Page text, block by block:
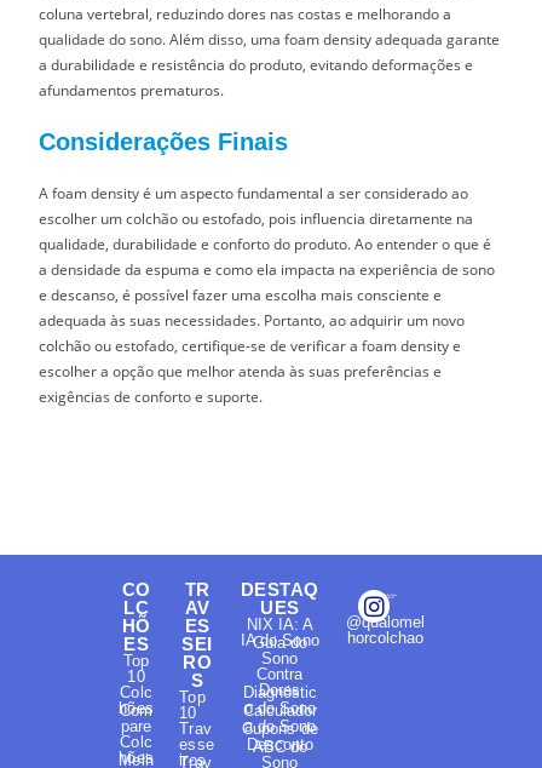
coluna vertebral, reduzindo dores nas costas e melhorando a
qualidade do sono. Além disso, uma foam density adequada garante
a durabilidade e resistência do produto, evitando deformações e
afundamentos prematuros.
Considerações Finais
A foam density é um aspecto fundamental a ser considerado ao
escolher um colchão ou estofado, pois influencia diretamente na
qualidade, durabilidade e conforto do produto. Ao entender o que é
a densidade da espuma e como ela impacta na experiência de sono
e descanso, é possível fazer uma escolha mais consciente e
adequada às suas necessidades. Portanto, ao adquirir um novo
colchão ou estofado, certifique-se de verificar a foam density e
escolher a opção que melhor atenda às suas preferências e
exigências de conforto e suporte.
CO
LC
HÕ
ES
Top
10
Colc
hões
Com
pare
Colc
hões
Melh
TR
AV
ES
SEI
RO
S
Top
10
Trav
esse
iros
Trav
DESTAQ
UES
NIX IA: A
IA do Sono
Guia do
Sono
Contra
Dores
Diagnóstic
o do Sono
Calculador
a do Sono
Cupons de
Desconto
ABC do
Sono
@qualomel
horcolchao